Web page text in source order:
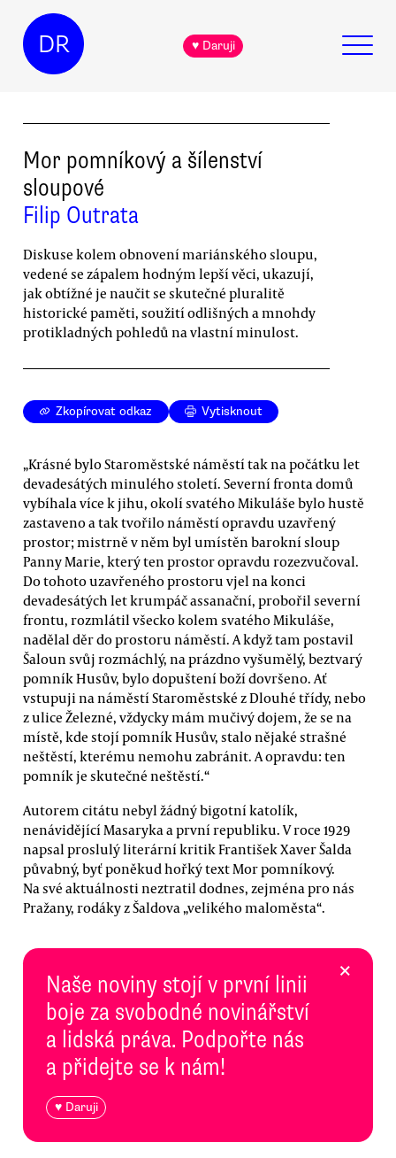
DR ♥ Daruji
Mor pomníkový a šílenství
sloupové
Filip Outrata
Diskuse kolem obnovení mariánského sloupu,
vedené se zápalem hodným lepší věci, ukazují,
jak obtížné je naučit se skutečné pluralitě
historické paměti, soužití odlišných a mnohdy
protikladných pohledů na vlastní minulost.
Zkopírovat odkaz Vytisknout
„Krásné bylo Staroměstské náměstí tak na počátku let
devadesátých minulého století. Severní fronta domů
vybíhala více k jihu, okolí svatého Mikuláše bylo hustě
zastaveno a tak tvořilo náměstí opravdu uzavřený
prostor; mistrně v něm byl umístěn barokní sloup
Panny Marie, který ten prostor opravdu rozezvučoval.
Do tohoto uzavřeného prostoru vjel na konci
devadesátých let krumpáč assanační, probořil severní
frontu, rozmlátil všecko kolem svatého Mikuláše,
nadělal děr do prostoru náměstí. A když tam postavil
Šaloun svůj rozmáchlý, na prázdno vyšumělý, beztvarý
pomník Husův, bylo dopuštení boží dovršeno. Ať
vstupuji na náměstí Staroměstské z Dlouhé třídy, nebo
z ulice Železné, vždycky mám mučivý dojem, že se na
místě, kde stojí pomník Husův, stalo nějaké strašné
neštěstí, kterému nemohu zabránit. A opravdu: ten
pomník je skutečné neštěstí.“
Autorem citátu nebyl žádný bigotní katolík,
nenávidějící Masaryka a první republiku. V roce 1929
napsal proslulý literární kritik František Xaver Šalda
půvabný, byť poněkud hořký text Mor pomníkový.
Na své aktuálnosti neztratil dodnes, zejména pro nás
Pražany, rodáky z Šaldova „velikého maloměsta“.
Naše noviny stojí v první linii
boje za svobodné novinářství
a lidská práva. Podpořte nás
a přidejte se k nám!
♥ Daruji
×